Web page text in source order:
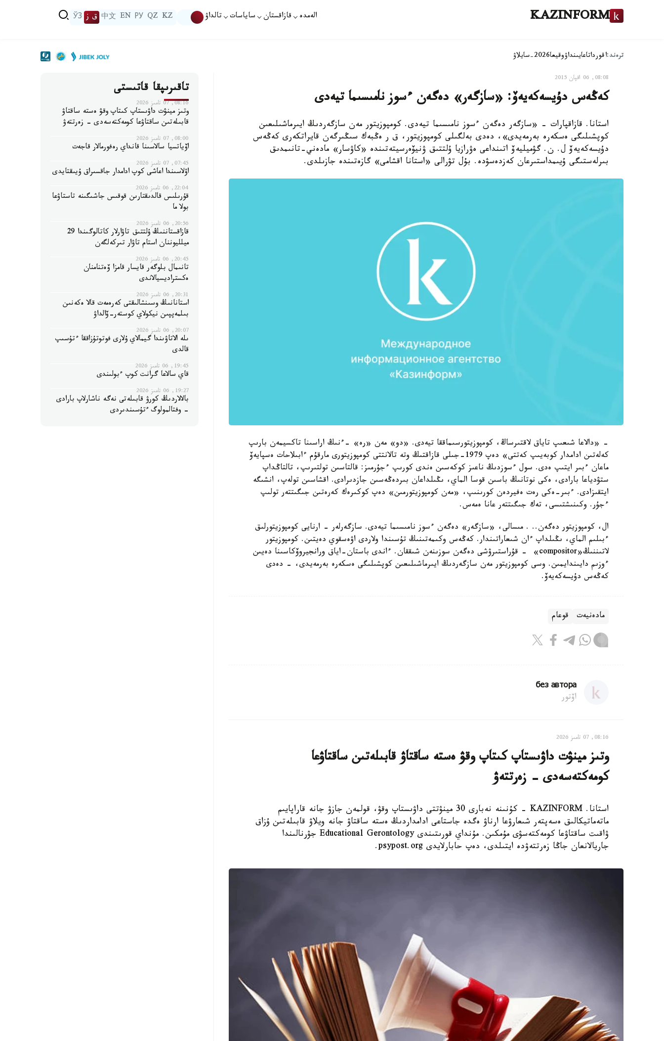
KAZINFORM الەمدە قازاقستان ساياسات تالداۋ KZ
QZ
РУ
EN
中文 ق ز ЎЗ
ترەند:اقورداتاعايىنداۋوقيعا2026-سايلاۋ
08:08, 06 اقپان 2015
كەڭەس دۇيسەكەيەۆ: «سازگەر» دەگەن ءسوز نامىسىما تيەدى
استانا. قازاقپارات - «سازگەر دەگەن ءسوز نامىسىما تيەدى. كومپوزيتور مەن سازگەردىڭ ايىرماشىلىعىن
كوپشىلىگى ەسكەرە بەرمەيدى»، دەدى بەلگىلى كومپوزيتور، ق ر ەڭبەك سىڭىرگەن قايراتكەرى كەڭەس
دۇيسەكەيەۆ ل. ن. گۋميليەۆ اتىنداعى ەۋرازيا ۇلتتىق ۋنيۆەرسيتەتىندە «كاۋسار» مادەني-تانىمدىق
بىرلەستىگى ۇيىمداستىرعان كەزدەسۋدە. بۇل تۋرالى «استانا اقشامى» گازەتىندە جازىلدى.
- «دالاعا شىعىپ تاياق لاقتىرساڭ، كومپوزيتورسىماققا تيەدى. «دو» مەن «رە» -ءنىڭ اراسىنا تاكسيمەن بارىپ
كەلەتىن ادامدار كوبەيىپ كەتتى» دەپ 1979-جىلى قازاقتىڭ وتە تالانتتى كومپوزيتورى مارقۇم ءابىلاحات ەسپايەۆ
ماعان ءبىر ايتىپ ەدى. سول ءسوزدىڭ ناعىز كوكەسىن ەندى كورىپ ءجۇرمىز: قالتاسىن تولتىرىپ، تالتاڭداپ
ستۋدياعا بارادى، ەكى نوتانىڭ باسىن قوسا الماي، ىڭىلداعان بىردەڭەسىن جازدىرادى. اقشاسىن تولەپ، انشىگە
ايتقىزادى. ءبىر-ەكى رەت ەفيردەن كورىنىپ، «مەن كومپوزيتورمىن» دەپ كوكىرەك كەرەتىن جىگىتتەر تولىپ
ءجۇر. وكىنىشتىسى، تەك جىگىتتەر عانا ەمەس.
ال، كومپوزيتور دەگەن.. . مىسالى، «سازگەر» دەگەن ءسوز نامىسىما تيەدى. سازگەرلەر - ارنايى كومپوزيتورلىق
ءبىلىم الماي، ىڭىلداپ ءان شىعاراتىندار. كەڭەس وكىمەتىنىڭ تۇسىندا ولاردى اۋەسقوي دەيتىن. كومپوزيتور
لاتىننىڭ«compositor» - قۇراستىرۋشى دەگەن سوزىنەن شىققان. ءاندى باستان-اياق ورانجيروۆكاسىنا دەيىن
ءوزىم دايىندايمىن. وسى كومپوزيتور مەن سازگەردىڭ ايىرماشىلىعىن كوپشىلىگى ەسكەرە بەرمەيدى، - دەدى
كەڭەس دۇيسەكەيەۆ.
مادەنيەت قوعام
без автора
اۆتور
08:16, 07 تامىز 2026
وتىز مينۋت داۋىستاپ كىتاپ وقۋ ەستە ساقتاۋ قابىلەتىن ساقتاۋعا
كومەكتەسەدى - زەرتتەۋ
استانا. KAZINFORM - كۇنىنە نەبارى 30 مينۋتتى داۋىستاپ وقۋ، قولمەن جازۋ جانە قاراپايىم
ماتەماتيكالىق ەسەپتەر شىعارۋعا ارناۋ ەگدە جاستاعى ادامداردىڭ ەستە ساقتاۋ جانە ويلاۋ قابىلەتىن ۇزاق
ۋاقىت ساقتاۋعا كومەكتەسۋى مۇمكىن. مۇنداي قورىتىندى Educational Gerontology جۋرنالىندا
جاريالانعان جاڭا زەرتتەۋدە ايتىلدى، دەپ حابارلايدى psypost.org.
تاقىرىپقا قاتىستى
08:16, 07 تامىز 2026
وتىز مينۋت داۋىستاپ كىتاپ وقۋ ەستە ساقتاۋ
قابىلەتىن ساقتاۋعا كومەكتەسەدى - زەرتتەۋ
08:00, 07 تامىز 2026
اۆياتسيا سالاسىنا قانداي رەفورمالار قاجەت
07:45, 07 تامىز 2026
اۋلاسىندا اعاشى كوپ ادامدار جاقسىراق ۇيىقتايدى
22:04, 06 تامىز 2026
قۇرىلىس قالدىقتارىن قوقىس جاشىگىنە تاستاۋعا
بولا ما
20:56, 06 تامىز 2026
قازاقستاننىڭ ۇلتتىق تاۋارلار كاتالوگىندا 29
ميلليوننان استام تاۋار تىركەلگەن
20:45, 06 تامىز 2026
تانىمال بلوگەر قايسار قامزا ۆەتنامنان
ەكستراديسيالاندى
20:31, 06 تامىز 2026
استانانىڭ وسىنشالىقتى كەرەمەت قالا ەكەنىن
بىلمەپپىن نيكولاي كوستەر-ۆالداۋ
20:07, 06 تامىز 2026
ىلە الاتاۋىندا گيمالاي ۇلارى فوتوتۇزاققا ءتۇسىپ
قالدى
19:45, 06 تامىز 2026
قاي سالاعا گرانت كوپ ءبولىندى
19:27, 06 تامىز 2026
بالالاردىڭ كورۋ قابىلەتى نەگە ناشارلاپ بارادى
- وفتالمولوگ ءتۇسىندىردى